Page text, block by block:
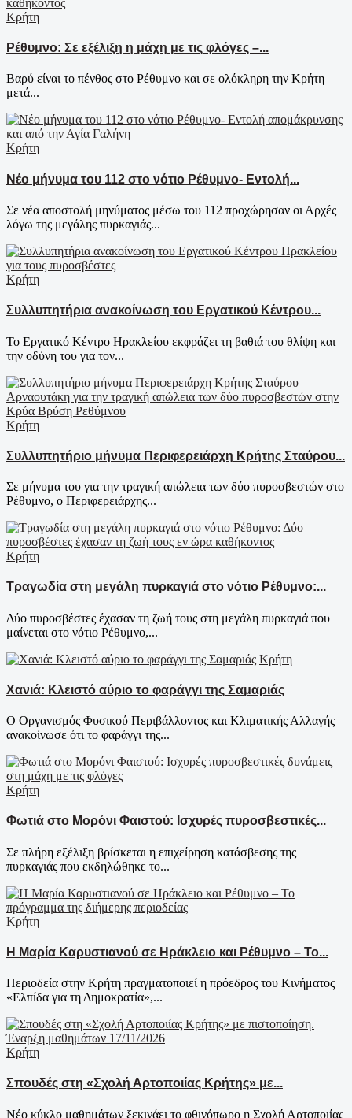
Κρήτη
Ρέθυμνο: Σε εξέλιξη η μάχη με τις φλόγες –...
Βαρύ είναι το πένθος στο Ρέθυμνο και σε ολόκληρη την Κρήτη
μετά...
Κρήτη
Νέο μήνυμα του 112 στο νότιο Ρέθυμνο- Εντολή...
Σε νέα αποστολή μηνύματος μέσω του 112 προχώρησαν οι Αρχές
λόγω της μεγάλης πυρκαγιάς...
Κρήτη
Συλλυπητήρια ανακοίνωση του Εργατικού Κέντρου...
Το Εργατικό Κέντρο Ηρακλείου εκφράζει τη βαθιά του θλίψη και
την οδύνη του για τον...
Κρήτη
Συλλυπητήριο μήνυμα Περιφερειάρχη Κρήτης Σταύρου...
Σε μήνυμα του για την τραγική απώλεια των δύο πυροσβεστών στο
Ρέθυμνο, ο Περιφερειάρχης...
Κρήτη
Τραγωδία στη μεγάλη πυρκαγιά στο νότιο Ρέθυμνο:...
Δύο πυροσβέστες έχασαν τη ζωή τους στη μεγάλη πυρκαγιά που
μαίνεται στο νότιο Ρέθυμνο,...
Κρήτη
Χανιά: Κλειστό αύριο το φαράγγι της Σαμαριάς
Ο Οργανισμός Φυσικού Περιβάλλοντος και Κλιματικής Αλλαγής
ανακοίνωσε ότι το φαράγγι της...
Κρήτη
Φωτιά στο Μορόνι Φαιστού: Ισχυρές πυροσβεστικές...
Σε πλήρη εξέλιξη βρίσκεται η επιχείρηση κατάσβεσης της
πυρκαγιάς που εκδηλώθηκε το...
Κρήτη
Η Μαρία Καρυστιανού σε Ηράκλειο και Ρέθυμνο – Το...
Περιοδεία στην Κρήτη πραγματοποιεί η πρόεδρος του Κινήματος
«Ελπίδα για τη Δημοκρατία»,...
Κρήτη
Σπουδές στη «Σχολή Αρτοποιίας Κρήτης» με...
Νέο κύκλο μαθημάτων ξεκινάει το φθινόπωρο η Σχολή Αρτοποιίας